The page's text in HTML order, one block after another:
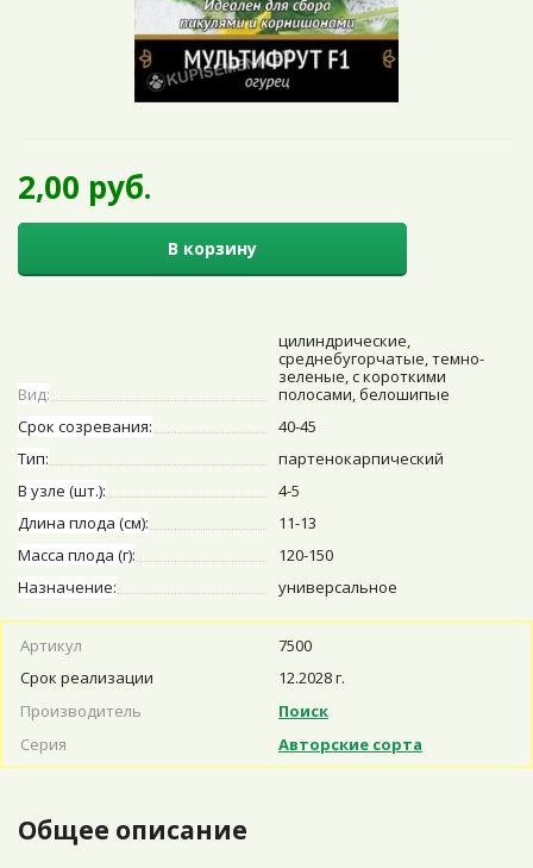
2,00 руб.
В корзину
Вид:
цилиндрические,
среднебугорчатые, темно-
зеленые, с короткими
полосами, белошипые
Срок созревания:
40-45
Тип:
партенокарпический
В узле (шт.):
4-5
Длина плода (см):
11-13
Масса плода (г):
120-150
Назначение:
универсальное
Артикул
7500
Срок реализации
12.2028 г.
Производитель
Поиск
Серия
Авторские сорта
Общее описание